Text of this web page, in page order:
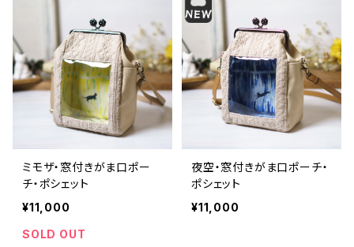
ミモザ・窓付きがま口ポー
チ・ポシェット
¥11,000
SOLD OUT
夜空・窓付きがま口ポーチ・
ポシェット
¥11,000